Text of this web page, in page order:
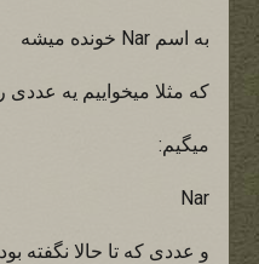
به اسم Nar خونده میشه
که مثلا میخواییم یه عددی
میگیم:
Nar
و عددی که تا حالا نگفته